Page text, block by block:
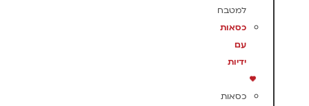
למטבח
כסאות
עם
ידיות
כסאות